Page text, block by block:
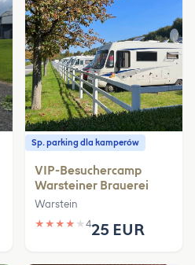
Sp. parking dla kamperów
VIP-Besuchercamp
Warsteiner Brauerei
Warstein
★ ★ ★ ★ ★ 425 EUR